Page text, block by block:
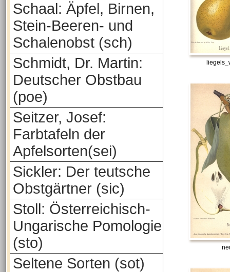
Schaal: Äpfel, Birnen,
Stein-Beeren- und
Schalenobst (sch)
Schmidt, Dr. Martin:
Deutscher Obstbau
(poe)
Seitzer, Josef:
Farbtafeln der
Apfelsorten(sei)
Sickler: Der teutsche
Obstgärtner (sic)
Stoll: Österreichisch-
Ungarische Pomologie
(sto)
Seltene Sorten (sot)